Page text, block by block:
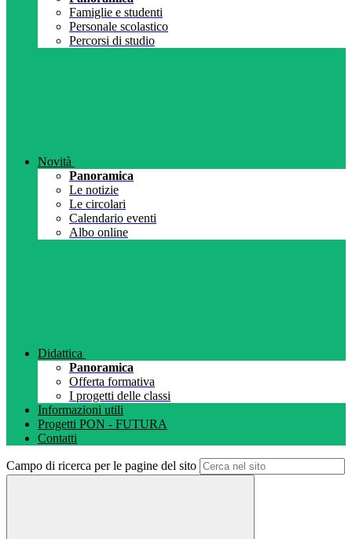
Famiglie e studenti
Personale scolastico
Percorsi di studio
Novità
Panoramica
Le notizie
Le circolari
Calendario eventi
Albo online
Didattica
Panoramica
Offerta formativa
I progetti delle classi
Informazioni utili
Progetti PON - FUTURA
Contatti
Campo di ricerca per le pagine del sito